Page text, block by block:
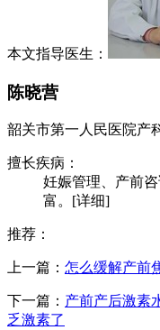
本文指导医生：
陈晓营
韶关市第一人民医院产
擅长疾病：
妊娠管理、产前
富。[详细]
推荐：
上一篇： 怎么缓解产前
下一篇： 产前产后激素
乏激素了